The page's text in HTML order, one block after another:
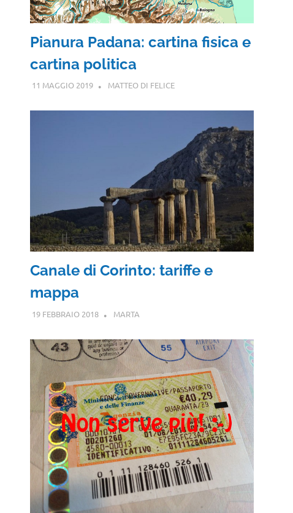
Pianura Padana: cartina fisica e
cartina politica
11 MAGGIO 2019 MATTEO DI FELICE
Canale di Corinto: tariffe e
mappa
19 FEBBRAIO 2018 MARTA